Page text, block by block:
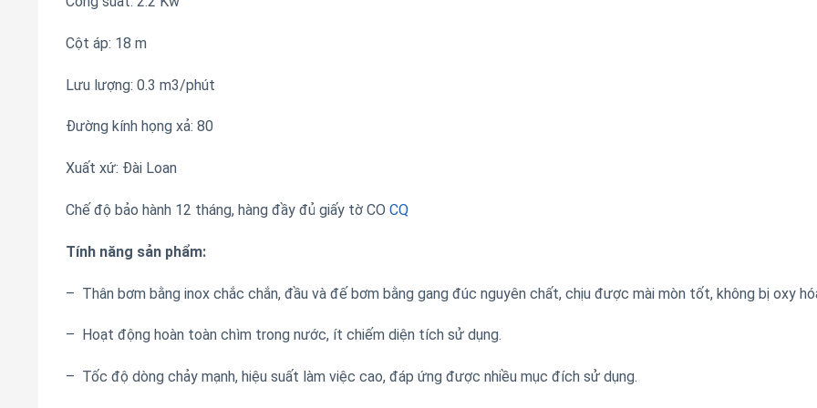
Cột áp: 18 m
Lưu lượng: 0.3 m3/phút
Đường kính họng xả: 80
Xuất xứ: Đài Loan
Chế độ bảo hành 12 tháng, hàng đầy đủ giấy tờ CO CQ
Tính năng sản phẩm:
– Thân bơm bằng inox chắc chắn, đầu và đế bơm bằng gang đúc nguyên chất, chịu được mài mòn tốt, không bị oxy
– Hoạt động hoàn toàn chìm trong nước, ít chiếm diện tích sử dụng.
– Tốc độ dòng chảy mạnh, hiệu suất làm việc cao, đáp ứng được nhiều mục đích sử dụng.